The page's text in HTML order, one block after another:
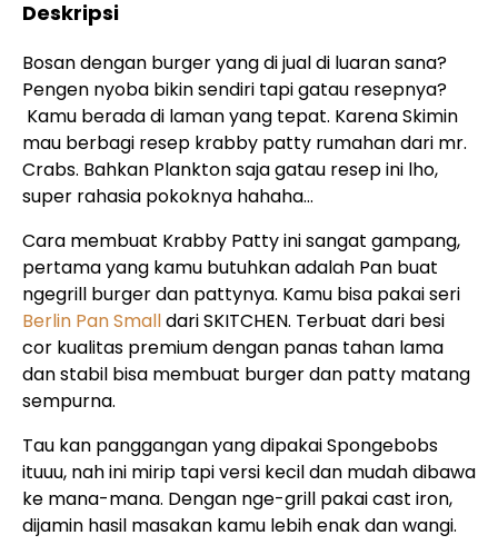
Deskripsi
Bosan dengan burger yang di jual di luaran sana?
Pengen nyoba bikin sendiri tapi gatau resepnya?
Kamu berada di laman yang tepat. Karena Skimin
mau berbagi resep krabby patty rumahan dari mr.
Crabs. Bahkan Plankton saja gatau resep ini lho,
super rahasia pokoknya hahaha…
Cara membuat Krabby Patty ini sangat gampang,
pertama yang kamu butuhkan adalah Pan buat
ngegrill burger dan pattynya. Kamu bisa pakai seri
Berlin Pan Smalldari SKITCHEN. Terbuat dari besi
cor kualitas premium dengan panas tahan lama
dan stabil bisa membuat burger dan patty matang
sempurna.
Tau kan panggangan yang dipakai Spongebobs
ituuu, nah ini mirip tapi versi kecil dan mudah dibawa
ke mana-mana. Dengan nge-grill pakai cast iron,
dijamin hasil masakan kamu lebih enak dan wangi.